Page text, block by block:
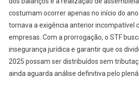
costumam ocorrer apenas no início do
tornava a exigência anterior incompatível
empresas. Com a prorrogação, o STF
insegurança jurídica e garantir que os
2025 possam ser distribuídos sem
ainda aguarda análise definitiva pelo